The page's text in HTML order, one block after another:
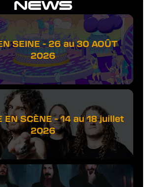
NEWS
SEINE - 26 au 30 AOÛT
2026
EN SCÈNE - 14 au 18 juillet
2026